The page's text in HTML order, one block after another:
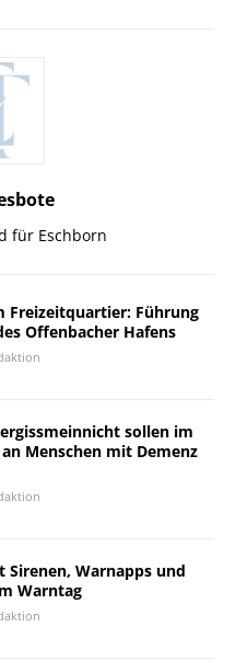
für Eschborn
Freizeitquartier: Führung
Offenbacher Hafens
sollen im
Menschen mit Demenz
Sirenen, Warnapps und
Warntag